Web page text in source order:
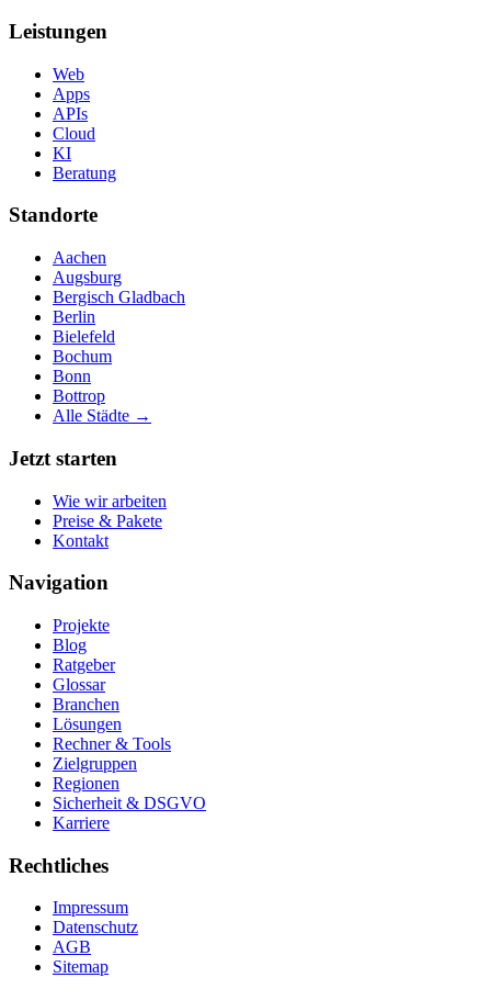
Leistungen
Web
Apps
APIs
Cloud
KI
Beratung
Standorte
Aachen
Augsburg
Bergisch Gladbach
Berlin
Bielefeld
Bochum
Bonn
Bottrop
Alle Städte →
Jetzt starten
Wie wir arbeiten
Preise & Pakete
Kontakt
Navigation
Projekte
Blog
Ratgeber
Glossar
Branchen
Lösungen
Rechner & Tools
Zielgruppen
Regionen
Sicherheit & DSGVO
Karriere
Rechtliches
Impressum
Datenschutz
AGB
Sitemap